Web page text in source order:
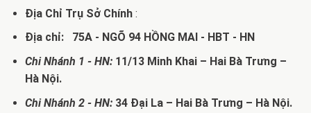
Địa Chỉ Trụ Sở Chính:
Địa chỉ: 75A - NGÕ 94 HỒNG MAI - HBT - HN
Chi Nhánh 1 - HN:11/13 Minh Khai – Hai Bà Trưng –
Hà Nội.
Chi Nhánh 2 - HN:34 Đại La – Hai Bà Trưng – Hà Nội.